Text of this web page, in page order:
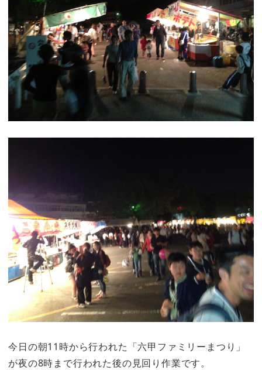
今日の朝11時から行われた「六甲ファミリーまつり」
が夜の8時まで行われた後の見回り作業です。